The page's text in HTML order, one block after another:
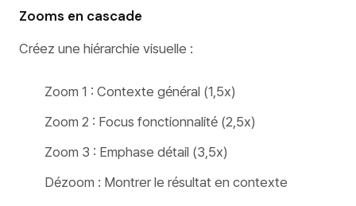
Zooms en cascade
Créez une hiérarchie visuelle :
Zoom 1 : Contexte général (1,5x)
Zoom 2 : Focus fonctionnalité (2,5x)
Zoom 3 : Emphase détail (3,5x)
Dézoom : Montrer le résultat en contexte